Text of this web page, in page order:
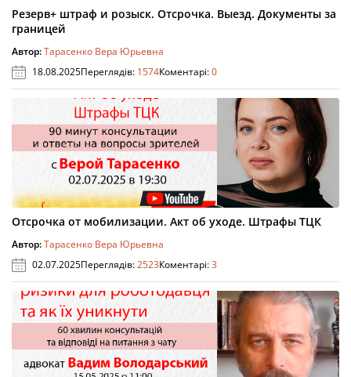
Резерв+ штраф и розыск. Отсрочка. Выезд. Документы за
границей
Автор:Тарасенко Вера Юрьевна
18.08.2025Переглядів: 1574Коментарі:0
Отсрочка от мобилизации. Акт об уходе. Штрафы ТЦК
Автор:Тарасенко Вера Юрьевна
02.07.2025Переглядів:2523Коментарі:3